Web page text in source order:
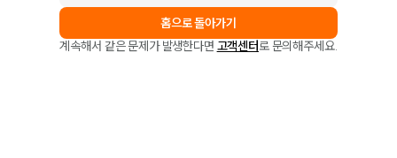
홈으로 돌아가기
계속해서 같은 문제가 발생한다면 고객센터로 문의해주세요.